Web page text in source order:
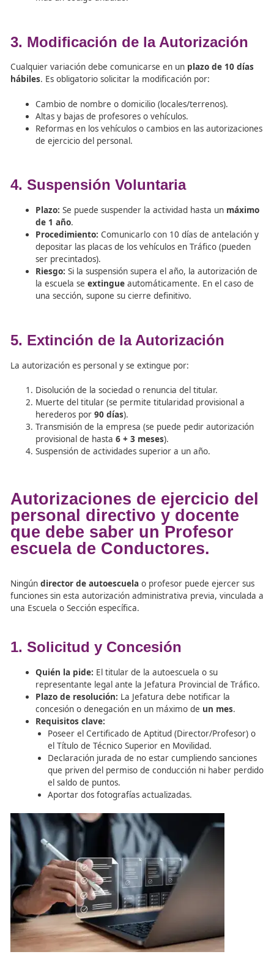
2. Secciones y Sucursales
Deben llevar la misma denominación que la
Matriz» precedida de la palabra «SECCIÓN» o
«SUCURSAL».
El titular debe comunicar su apertura
acreditando que cumplen con los mínimos de
3. Modificación de la
Cualquier variación debe comunicarse en unplazo de
hábiles. Es obligatorio solicitar la modificación por:
Cambio de nombre o domicilio (locales/terrenos).
de ejercicio del personal.
4. Suspensión Voluntaria
Plazo:Se puede suspender la actividad hasta un
de 1 año.
Procedimiento:Comunicarlo con 10 días de
Riesgo:Si la suspensión supera el año, la
la escuela seextingueautomáticamente. En el
una sección, supone su cierre definitivo.
5. Extinción de la Autorización
La autorización es personal y se extingue por:
Muerte del titular (se permite titularidad
Transmisión de la empresa (se puede pedir
provisional de hasta6 + 3 meses).
Suspensión de actividades superior a un año.
Autorizaciones de
personal directivo y
que debe saber un
escuela de Conductores.
Ningúndirector de autoescuelao profesor puede
funciones sin esta autorización administrativa previa,
una Escuela o Sección específica.
1. Solicitud y Concesión